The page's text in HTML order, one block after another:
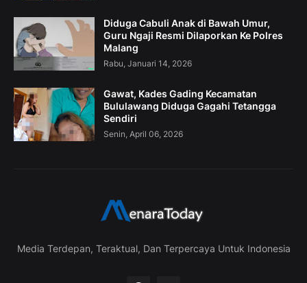
Diduga Cabuli Anak di Bawah Umur,
Guru Ngaji Resmi Dilaporkan Ke Polres
Malang
Rabu, Januari 14, 2026
Gawat, Kades Gading Kecamatan
Bululawang Diduga Gagahi Tetangga
Sendiri
Senin, April 06, 2026
Media Terdepan, Teraktual, Dan Terpercaya Untuk Indonesia